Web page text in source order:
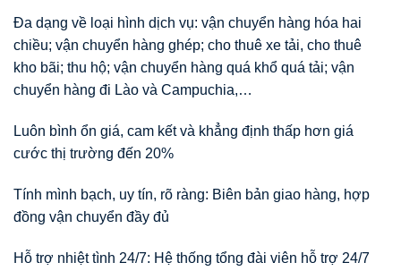
Đa dạng về loại hình dịch vụ: vận chuyển hàng hóa hai
chiều; vận chuyển hàng ghép; cho thuê xe tải, cho thuê
kho bãi; thu hộ; vận chuyển hàng quá khổ quá tải; vận
chuyển hàng đi Lào và Campuchia,…
Luôn bình ổn giá, cam kết và khẳng định thấp hơn giá
cước thị trường đến 20%
Tính mình bạch, uy tín, rõ ràng: Biên bản giao hàng, hợp
đồng vận chuyển đầy đủ
Hỗ trợ nhiệt tình 24/7: Hệ thống tổng đài viên hỗ trợ 24/7